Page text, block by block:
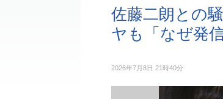
佐藤二朗との
ヤも「なぜ発
2026年7月8日 21時40分